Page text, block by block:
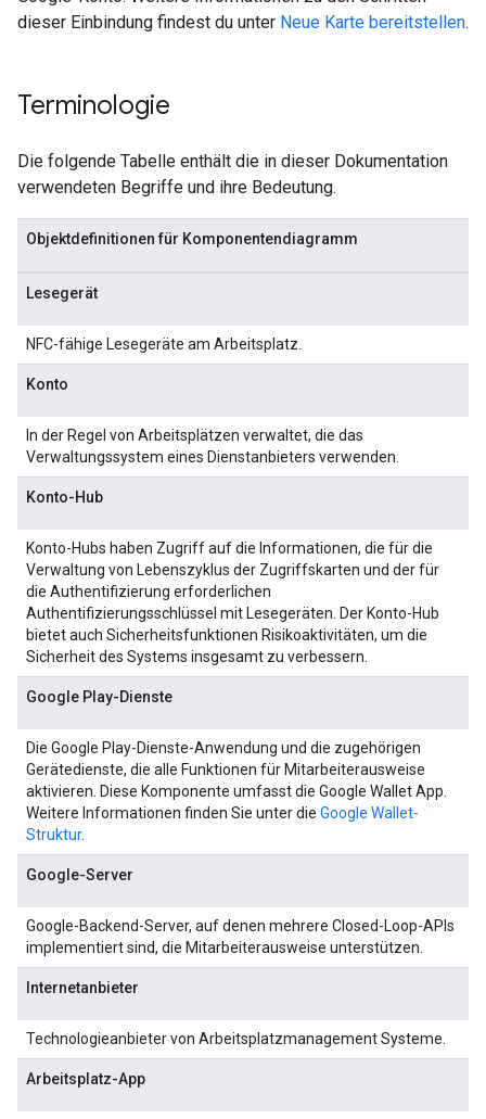
dieser Einbindung findest du unter Neue Karte bereitstellen.
Terminologie
Die folgende Tabelle enthält die in dieser Dokumentation
verwendeten Begriffe und ihre Bedeutung.
Objektdefinitionen für Komponentendiagramm
Lesegerät
NFC-fähige Lesegeräte am Arbeitsplatz.
Konto
In der Regel von Arbeitsplätzen verwaltet, die das
Verwaltungssystem eines Dienstanbieters verwenden.
Konto-Hub
Konto-Hubs haben Zugriff auf die Informationen, die für die
Verwaltung von Lebenszyklus der Zugriffskarten und der für
die Authentifizierung erforderlichen
Authentifizierungsschlüssel mit Lesegeräten. Der Konto-Hub
bietet auch Sicherheitsfunktionen Risikoaktivitäten, um die
Sicherheit des Systems insgesamt zu verbessern.
Google Play-Dienste
Die Google Play-Dienste-Anwendung und die zugehörigen
Gerätedienste, die alle Funktionen für Mitarbeiterausweise
aktivieren. Diese Komponente umfasst die Google Wallet App.
Weitere Informationen finden Sie unter die Google Wallet-
Struktur.
Google-Server
Google-Backend-Server, auf denen mehrere Closed-Loop-APIs
implementiert sind, die Mitarbeiterausweise unterstützen.
Internetanbieter
Technologieanbieter von Arbeitsplatzmanagement Systeme.
Arbeitsplatz-App